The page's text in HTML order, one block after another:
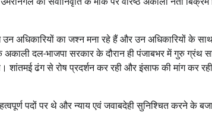
अधिकारियों का जश्न मना रहे हैं और उन अधिकारियों के
दल-भाजपा सरकार के दौरान ही पंजाबभर में गुरु ग्रंथ
शांतमई ढंग से रोष प्रदर्शन कर रही और इंसाफ की मांग कर
पदों पर थे और न्याय एवं जवाबदेही सुनिश्चित करने के